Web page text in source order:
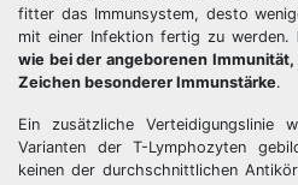
fitter das Immunsystem, desto
mit einer Infektion fertig zu werden.
wie bei der angeborenen
Zeichen besonderer Immunstärke.
Ein zusätzliche Verteidigungslinie
Varianten der T-Lymphozyten
keinen der durchschnittlichen